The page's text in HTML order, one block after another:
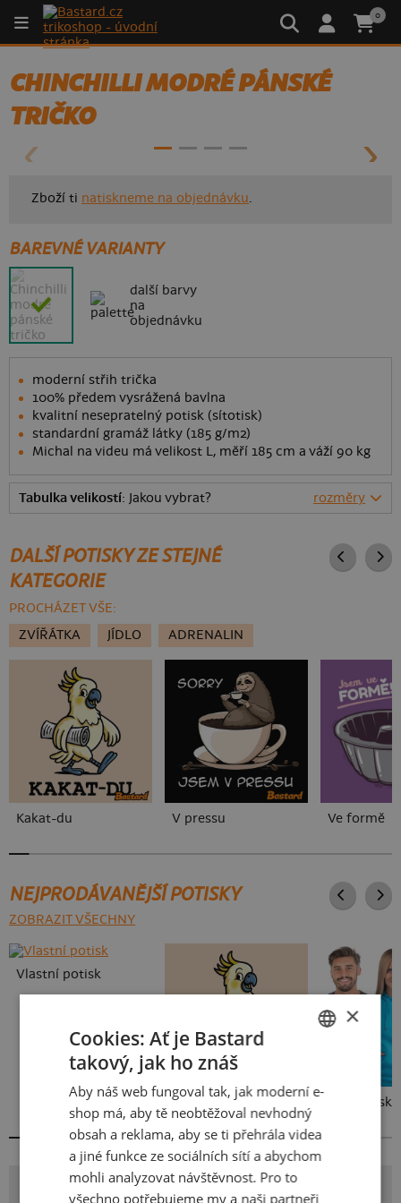
0
CHINCHILLI MODRÉ PÁNSKÉ
TRIČKO
- 40%
Zboží ti natiskneme na objednávku.
BAREVNÉ VARIANTY
další barvy
na
objednávku
moderní střih trička
100% předem vysrážená bavlna
kvalitní nesepratelný potisk (sítotisk)
standardní gramáž látky (185 g/m2)
Michal na videu má velikost L, měří 185 cm a váží 90 kg
Tabulka velikostí: Jakou vybrat? rozměry
DALŠÍ POTISKY ZE STEJNÉ
KATEGORIE
PROCHÁZET VŠE:
ZVÍŘÁTKA
JÍDLO ADRENALIN
Kakat-du V pressu Ve formě
NEJPRODÁVANĚJŠÍ POTISKY
ZOBRAZIT VŠECHNY
Vlastní potisk
Kakat-du Bez potisku
POTISK CHINCHILLI
SLOVAK
×
Cookies: Ať je Bastard
takový, jak ho znáš
Aby náš web fungoval tak, jak moderní e-
shop má, aby tě neobtěžoval nevhodný
obsah a reklama, aby se ti přehrála videa
a jiné funkce ze sociálních sítí a abychom
mohli analyzovat návštěvnost. Pro to
všechno potřebujeme my a naši partneři